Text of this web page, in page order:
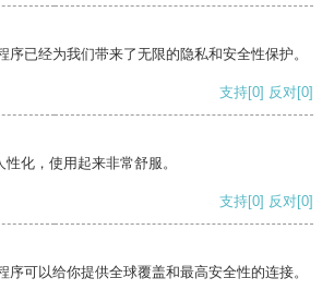
序已经为我们带来了无限的隐私和安全性保护。
支持[0] 反对[0]
化，使用起来非常舒服。
支持[0] 反对[0]
序可以给你提供全球覆盖和最高安全性的连接。